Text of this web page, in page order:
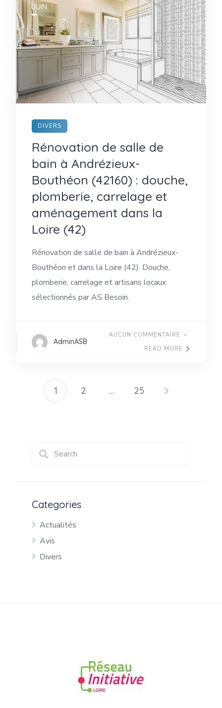
JUIN
DIVERS
Rénovation de salle de
bain à Andrézieux-
Bouthéon (42160) : douche,
plomberie, carrelage et
aménagement dans la
Loire (42)
Rénovation de salle de bain à Andrézieux-
Bouthéon et dans la Loire (42). Douche,
plomberie, carrelage et artisans locaux
sélectionnés par AS Besoin.
AdminASB
AUCUN COMMENTAIRE
READ MORE
Pagination
1 2 … 25
Categories
Actualités
Avis
Divers